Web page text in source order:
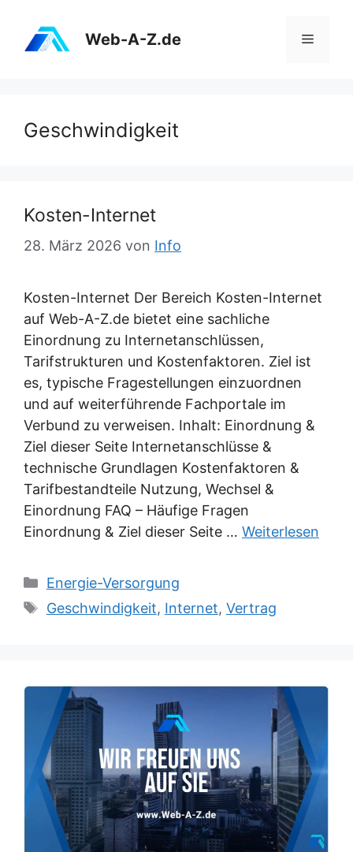
Inhalt
springen
Web-A-Z.de Menü
Geschwindigkeit
Kosten-Internet
28. März 2026 von Info
Kosten-Internet Der Bereich Kosten-Internet
auf Web-A-Z.de bietet eine sachliche
Einordnung zu Internetanschlüssen,
Tarifstrukturen und Kostenfaktoren. Ziel ist
es, typische Fragestellungen einzuordnen
und auf weiterführende Fachportale im
Verbund zu verweisen. Inhalt: Einordnung &
Ziel dieser Seite Internetanschlüsse &
technische Grundlagen Kostenfaktoren &
Tarifbestandteile Nutzung, Wechsel &
Einordnung FAQ – Häufige Fragen
Einordnung & Ziel dieser Seite … Weiterlesen
Kategorien
Energie-Versorgung
Schlagwörter
Geschwindigkeit, Internet, Vertrag